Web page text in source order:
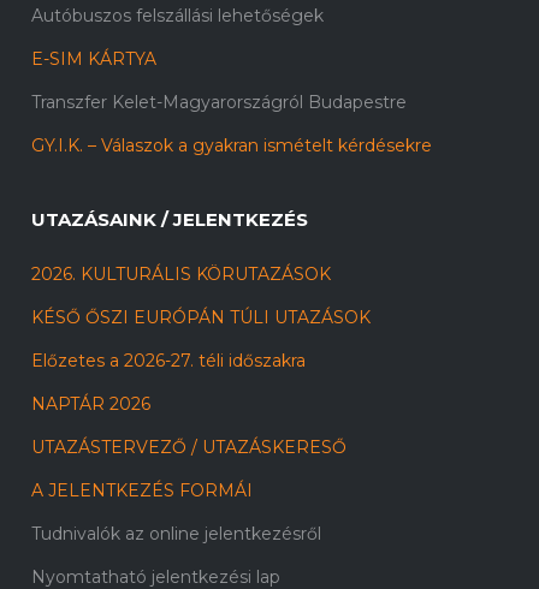
Autóbuszos felszállási lehetőségek
E-SIM KÁRTYA
Transzfer Kelet-Magyarországról Budapestre
GY.I.K. – Válaszok a gyakran ismételt kérdésekre
UTAZÁSAINK / JELENTKEZÉS
2026. KULTURÁLIS KÖRUTAZÁSOK
KÉSŐ ŐSZI EURÓPÁN TÚLI UTAZÁSOK
Előzetes a 2026-27. téli időszakra
NAPTÁR 2026
UTAZÁSTERVEZŐ / UTAZÁSKERESŐ
A JELENTKEZÉS FORMÁI
Tudnivalók az online jelentkezésről
Nyomtatható jelentkezési lap